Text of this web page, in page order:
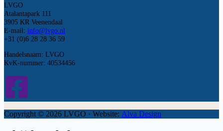
LVGO
Atalantapark 111
3905 KR Veenendaal
E-mail: info@lvgo.nl
+31 (0)6 28 28 36 59
Handelsnaam: LVGO
KvK-nummer: 40534456
Copyright © 2026 LVGO · Website: Alva Design